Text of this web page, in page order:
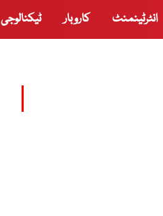
انٹرٹینمنٹ کاروبار ٹیکنالوجی